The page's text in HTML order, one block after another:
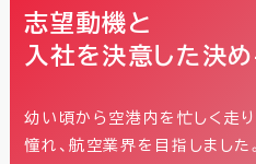
志望動機と
入社を決意した決
幼い頃から空港内を忙しく走
憧れ、航空業界を目指しまし